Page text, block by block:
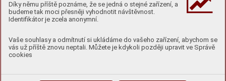
Díky němu příště poznáme, že se jedná o stejné zařízení, a
budeme tak moci přesněji vyhodnotit návštěvnost.
Identifikátor je zcela anonymní.
Vaše souhlasy a odmítnutí si ukládáme do vašeho zařízení, abychom se
vás už příště znovu neptali. Můžete je kdykoli později upravit ve Správě
cookies
Protože si uvědomujeme, že
vzdělávání a edukaci je potřeba
směřovat nejen k dětem, ale také
k jejich učitelům, kteří sami často i naši